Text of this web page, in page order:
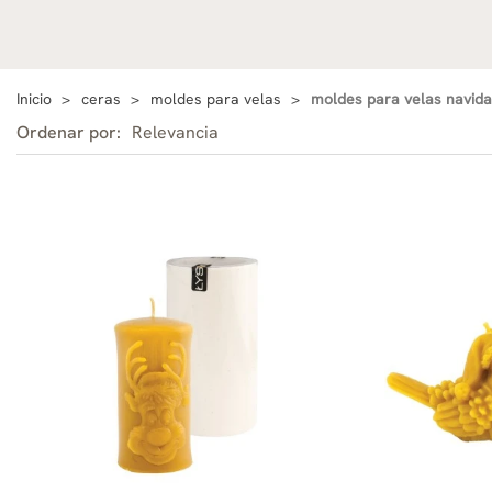
Inicio ceras moldes para velas moldes para velas
Ordenar por: Relevancia